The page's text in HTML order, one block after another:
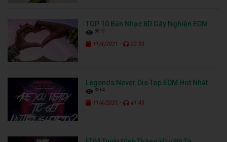
TOP 10 Bản Nhạc 8D Gây Nghiện EDM
3815
11/4/2021 - 33:03
Legends Never Die Top EDM Hot Nhất
3264
11/4/2021 - 41:49